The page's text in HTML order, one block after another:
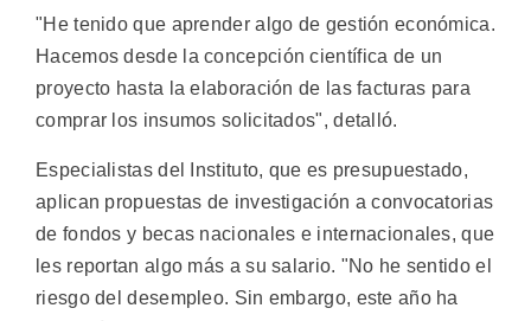
"He tenido que aprender algo de gestión económica.
Hacemos desde la concepción científica de un
proyecto hasta la elaboración de las facturas para
comprar los insumos solicitados", detalló.
Especialistas del Instituto, que es presupuestado,
aplican propuestas de investigación a convocatorias
de fondos y becas nacionales e internacionales, que
les reportan algo más a su salario. "No he sentido el
riesgo del desempleo. Sin embargo, este año ha